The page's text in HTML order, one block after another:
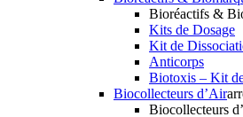
Bioréactifs &
Kits de Dosage
Kit de
Anticorps
Biotoxis – Kit
Biocollecteurs d’Air
Biocollecteurs